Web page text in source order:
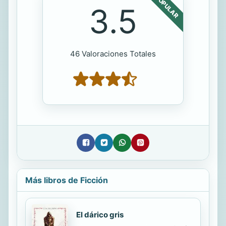
POPULAR
3.5
46 Valoraciones Totales
Más libros de Ficción
El dárico gris